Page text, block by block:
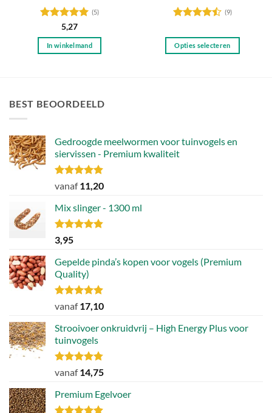
Gewaardeerd
5uit 5
(5)
5,27
In winkelmand
4.44uit 5
(9)
Opties selecteren
kan
BEST BEOORDEELD
Gedroogde meelwormen voor tuinvogels en
siervissen - Premium kwaliteit
Gewaardeerd
uit 5
vanaf11,20
Mix slinger - 1300 ml
Gewaardeerd
4.79
3,95
Gepelde pinda’s kopen voor vogels (Premium
Quality)
Gewaardeerd
uit 5
vanaf17,10
Strooivoer onkruidvrij – High Energy Plus voor
tuinvogels
Gewaardeerd
uit 5
vanaf14,75
Premium Egelvoer